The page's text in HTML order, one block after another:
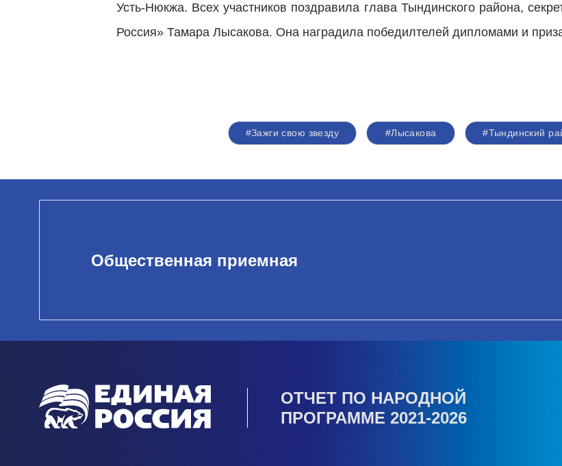
Усть-Нюкжа. Всех участников поздравила глава Тындинского района,
Россия» Тамара Лысакова. Она наградила победилтелей дипломами и
#Зажги свою звезду #Лысакова #Тындинский
Общественная приемная
ОТЧЕТ ПО НАРОДНОЙ
ПРОГРАММЕ 2021-2026